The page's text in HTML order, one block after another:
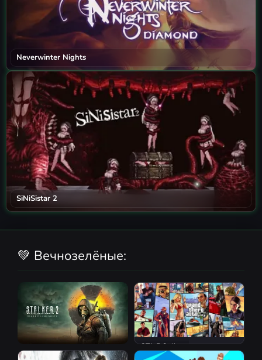
Neverwinter Nights
SiNiSistar 2
💚 Вечнозелёные:
S.T.A.L.K.E.R. 2: Heart of
GTA 5 Online